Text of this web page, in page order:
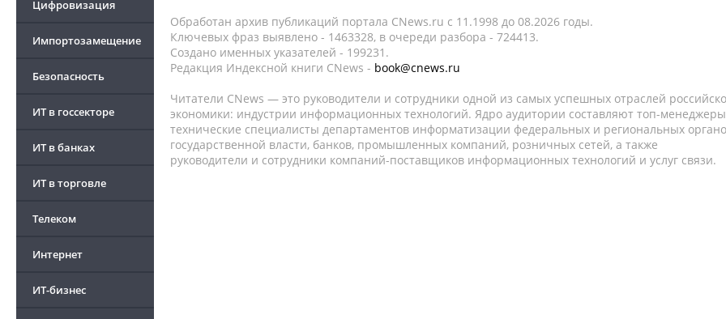
Цифровизация
Импортозамещение
Безопасность
ИТ в госсекторе
ИТ в банках
ИТ в торговле
Телеком
Интернет
ИТ-бизнес
Обработан архив публикаций портала CNews.ru c 11.1998 до 08.2026 годы.
Ключевых фраз выявлено - 1463328, в очереди разбора - 724413.
Создано именных указателей - 199231.
Редакция Индексной книги CNews - book@cnews.ru
Читатели CNews — это руководители и сотрудники одной из самых успешных отраслей
экономики: индустрии информационных технологий. Ядро аудитории составляют топ-
технические специалисты департаментов информатизации федеральных и региональных
государственной власти, банков, промышленных компаний, розничных сетей, а также
руководители и сотрудники компаний-поставщиков информационных технологий и услуг связи.